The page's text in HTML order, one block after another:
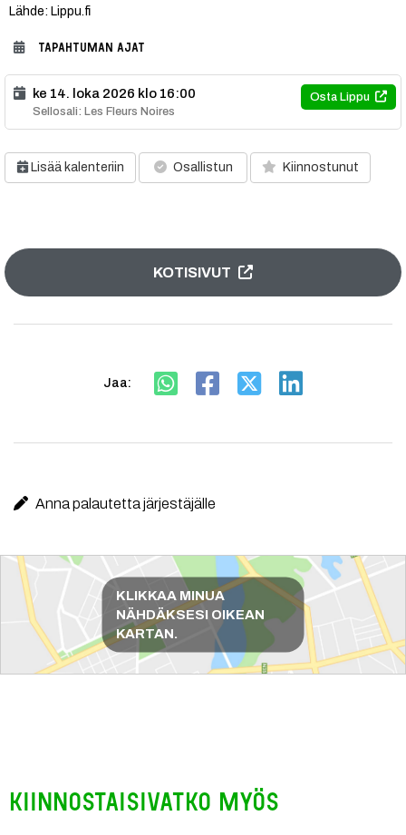
Lähde: Lippu.fi
TAPAHTUMAN AJAT
Osta Lippu
ke 14. loka 2026 klo 16:00
Sellosali: Les Fleurs Noires
Lisää kalenteriin Osallistun Kiinnostunut
KOTISIVUT
Jaa:
Anna palautetta järjestäjälle
Reittiohjeet
KLIKKAA MINUA
NÄHDÄKSESI OIKEAN
KARTAN.
Kiinnostaisivatko myös